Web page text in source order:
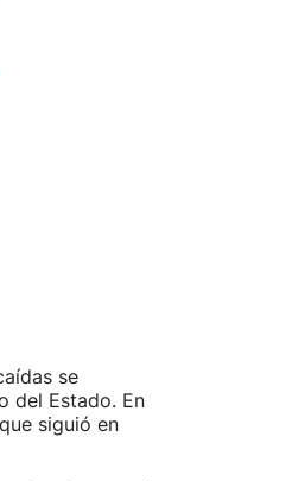
se
del Estado. En
siguió en